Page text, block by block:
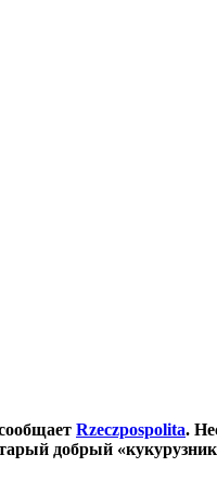
Rzeczpospolita.
добрый